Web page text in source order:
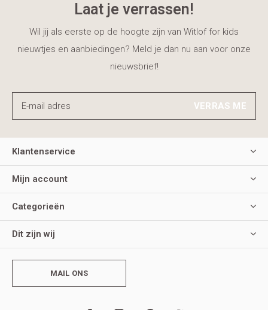
Laat je verrassen!
Wil jij als eerste op de hoogte zijn van Witlof for kids
nieuwtjes en aanbiedingen? Meld je dan nu aan voor onze
nieuwsbrief!
VERRAS ME
Klantenservice
Mijn account
Categorieën
Dit zijn wij
MAIL ONS